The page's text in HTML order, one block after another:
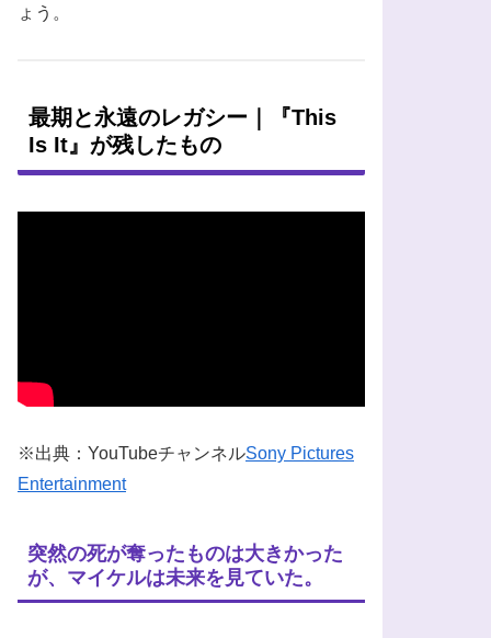
ょう。
最期と永遠のレガシー｜『This
Is It』が残したもの
※出典：YouTubeチャンネルSony Pictures
Entertainment
突然の死が奪ったものは大きかった
が、マイケルは未来を見ていた。